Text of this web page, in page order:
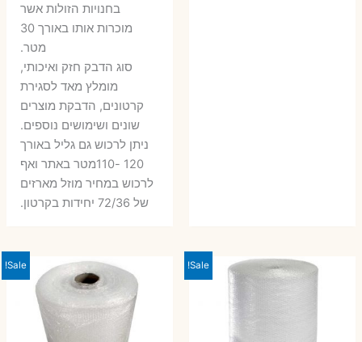
בחנויות הזולות אשר
מוכרות אותו באורך 30
מטר.
סוג הדבק חזק ואיכותי,
מומלץ מאד לסגירת
קרטונים, הדבקת מוצרים
שונים ושימושים נוספים.
ניתן לרכוש גם גליל באורך
120 -110מטר באתר ואף
לרכוש במחיר מוזל מארזים
של 72/36 יחידות בקרטון.
Sale!
Sale!